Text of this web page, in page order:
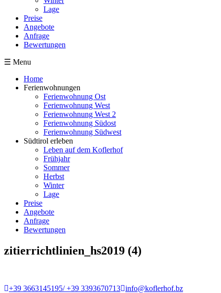
Lage
Preise
Angebote
Anfrage
Bewertungen
☰ Menu
Home
Ferienwohnungen
Ferienwohnung Ost
Ferienwohnung West
Ferienwohnung West 2
Ferienwohnung Südost
Ferienwohnung Südwest
Südtirol erleben
Leben auf dem Koflerhof
Frühjahr
Sommer
Herbst
Winter
Lage
Preise
Angebote
Anfrage
Bewertungen
zitierrichtlinien_hs2019 (4)
+39 3663145195/ +39 3393670713 info@koflerhof.bz